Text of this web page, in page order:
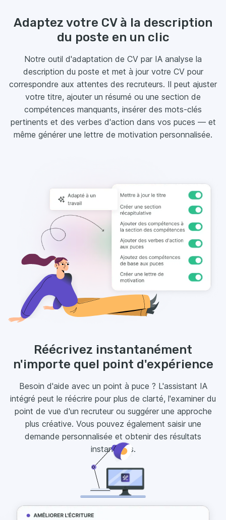
Adaptez votre CV à la description
du poste en un clic
Notre outil d'adaptation de CV par IA analyse la
description du poste et met à jour votre CV pour
correspondre aux attentes des recruteurs. Il peut ajuster
votre titre, ajouter un résumé ou une section de
compétences manquants, insérer des mots-clés
pertinents et des verbes d'action dans vos puces — et
même générer une lettre de motivation personnalisée.
Réécrivez instantanément
n'importe quel point d'expérience
Besoin d'aide avec un point à puce ? L'assistant IA
intégré peut le réécrire pour plus de clarté, l'examiner du
point de vue d'un recruteur ou suggérer une approche
plus créative. Vous pouvez également saisir une
demande personnalisée et obtenir des résultats
instantanés.